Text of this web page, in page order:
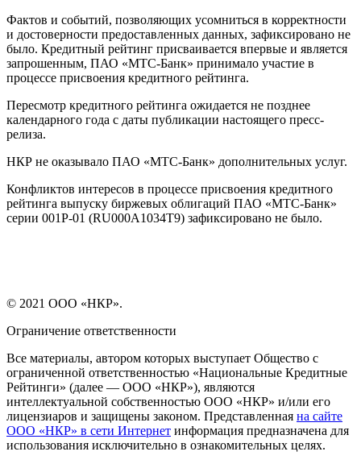
Фактов и событий, позволяющих усомниться в корректности
и достоверности предоставленных данных, зафиксировано не
было. Кредитный рейтинг присваивается впервые и является
запрошенным, ПАО «МТС-Банк» принимало участие в
процессе присвоения кредитного рейтинга.
Пересмотр кредитного рейтинга ожидается не позднее
календарного года с даты публикации настоящего пресс-
релиза.
НКР не оказывало ПАО «МТС-Банк» дополнительных услуг.
Конфликтов интересов в процессе присвоения кредитного
рейтинга выпуску биржевых облигаций ПАО «МТС-Банк»
серии 001P-01 (RU000A1034T9) зафиксировано не было.
© 2021 ООО «НКР».
Ограничение ответственности
Все материалы, автором которых выступает Общество с
ограниченной ответственностью «Национальные Кредитные
Рейтинги» (далее — ООО «НКР»), являются
интеллектуальной собственностью ООО «НКР» и/или его
лицензиаров и защищены законом. Представленная на сайте
ООО «НКР» в сети Интернет информация предназначена для
использования исключительно в ознакомительных целях.